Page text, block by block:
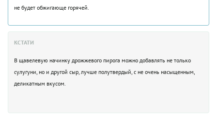
не будет обжигающе горячей.
КСТАТИ
В щавелевую начинку дрожжевого пирога можно добавлять не только
сулугуни, но и другой сыр, лучше полутвердый, с не очень насыщенным,
деликатным вкусом.